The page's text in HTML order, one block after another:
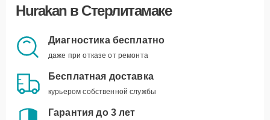
Hurakan в Стерлитамаке
Диагностика бесплатно
даже при отказе от ремонта
Бесплатная доставка
курьером собственной службы
Гарантия до 3 лет